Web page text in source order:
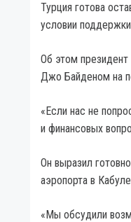
Турция готова
условии
Об этом
Джо Байденом на
«Если нас не
и финансовых
Он выразил
аэропорта в
«Мы обсудили